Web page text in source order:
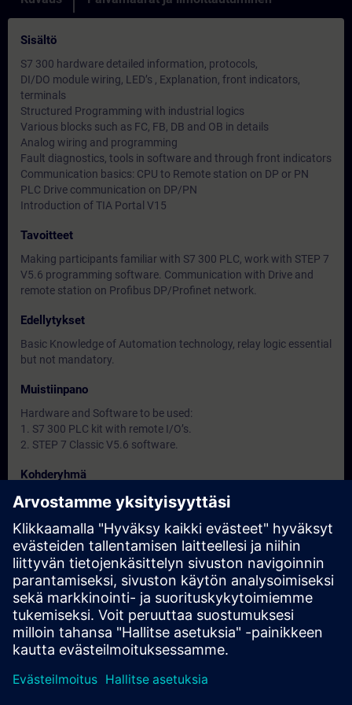
Sisältö
S7 300 hardware detailed information, protocols,
DI/DO module wiring, LED’s , Explanation, front indicators,
terminals
Structured Programming with industrial logics
Various blocks such as FC, FB, DB and OB in details
Analog wiring and programming
Fault diagnostics, tools in software and through front indicators
Communication basics: CPU to Remote station on DP or PN
PLC Drive communication on DP/PN
Introduction of TIA Portal V15
Tavoitteet
Making participants familiar with S7 300 PLC, work with STEP 7
V5.6 programming software. Communication with Drive and
remote station on Profibus DP/Profinet network.
Edellytykset
Basic Knowledge of Automation technology, relay logic essential
but not mandatory.
Muistiinpano
Hardware and Software to be used:
1. S7 300 PLC kit with remote I/O’s.
2. STEP 7 Classic V5.6 software.
Kohderyhmä
-
Päivämäärät ja ilmoittautuminen
Tällä hetkellä ei ole tapahtumia saatavilla.
Lisää itsesi kurssin varauslistalle, niin saat ilmoituksen, kun
uusia päivämääriä tulee saataville.
Aktivoi ilmoituspalvelu